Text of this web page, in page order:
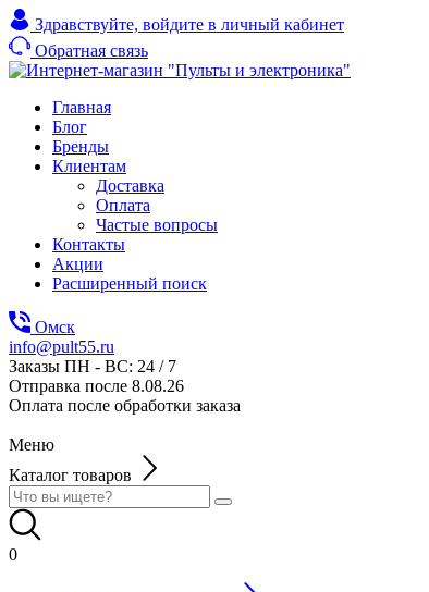
Здравствуйте, войдите в личный кабинет
Обратная связь
Главная
Блог
Бренды
Клиентам
Доставка
Оплата
Частые вопросы
Контакты
Акции
Расширенный поиск
Омск
info@pult55.ru
Заказы ПН - ВС: 24 / 7
Отправка после 8.08.26
Оплата после обработки заказа
Меню
Каталог товаров
0